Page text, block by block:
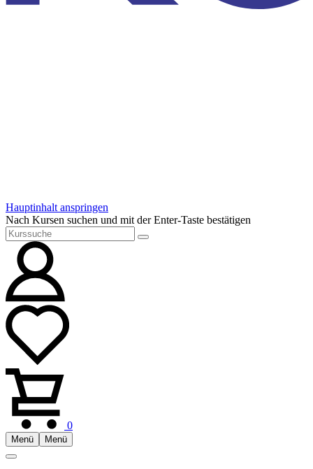
Hauptinhalt anspringen
Nach Kursen suchen und mit der Enter-Taste bestätigen
0
Menü Menü